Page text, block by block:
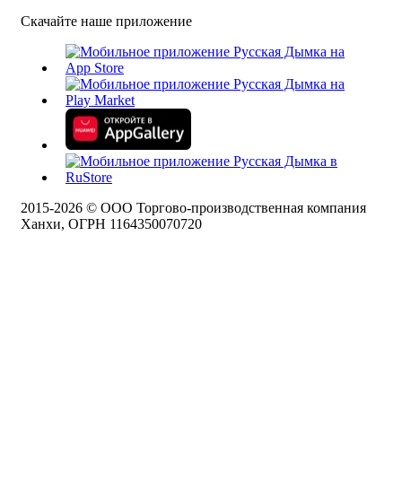
Скачайте наше приложение
2015-2026 © ООО Торгово-производственная компания
Ханхи, ОГРН 1164350070720